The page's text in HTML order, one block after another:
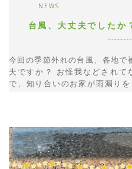
NEWS
台風、大丈夫でした
今回の季節外れの台風、各地で
夫ですか？ お怪我などされ
で、知り合いのお家が雨漏り
る、外壁にひびが入って...
READ